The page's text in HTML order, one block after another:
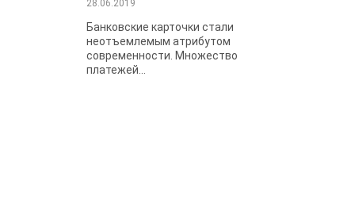
28.06.2019
Банковские карточки стали
неотъемлемым атрибутом
современности. Множество
платежей...